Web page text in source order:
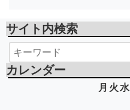
サイト内検索
カレンダー
月 火 水